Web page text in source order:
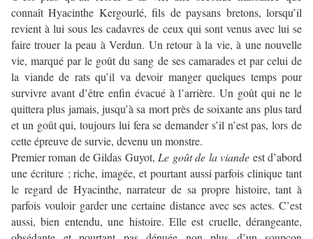
connaît Hyacinthe Kergourlé, fils de paysans bretons, lorsqu’il
revient à lui sous les cadavres de ceux qui sont venus avec lui se
faire trouer la peau à Verdun. Un retour à la vie, à une nouvelle
vie, marqué par le goût du sang de ses camarades et par celui de
la viande de rats qu’il va devoir manger quelques temps pour
survivre avant d’être enfin évacué à l’arrière. Un goût qui ne le
quittera plus jamais, jusqu’à sa mort près de soixante ans plus tard
et un goût qui, toujours lui fera se demander s’il n’est pas, lors de
cette épreuve de survie, devenu un monstre.
Premier roman de Gildas Guyot, Le goût de la viande est d’abord
une écriture ; riche, imagée, et pourtant aussi parfois clinique tant
le regard de Hyacinthe, narrateur de sa propre histoire, tant à
parfois vouloir garder une certaine distance avec ses actes. C’est
aussi, bien entendu, une histoire. Elle est cruelle, dérangeante,